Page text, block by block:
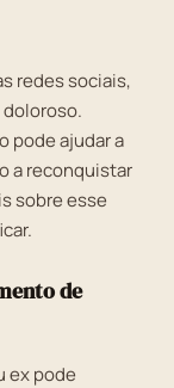
redes sociais,
pode ajudar a
a reconquistar
sobre esse
de
ex pode